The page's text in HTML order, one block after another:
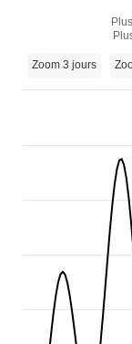
Zoom 3 jours